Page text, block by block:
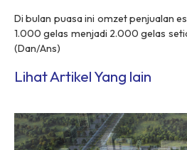
Di bulan puasa ini omzet penjualan
1.000 gelas menjadi 2.000 gelas
(Dan/Ans)
Lihat Artikel Yang lain